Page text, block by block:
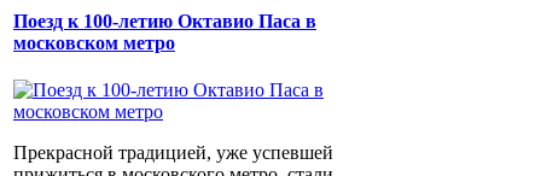
Поезд к 100-летию Октавио Паса в
московском метро
Прекрасной традицией, уже успевшей